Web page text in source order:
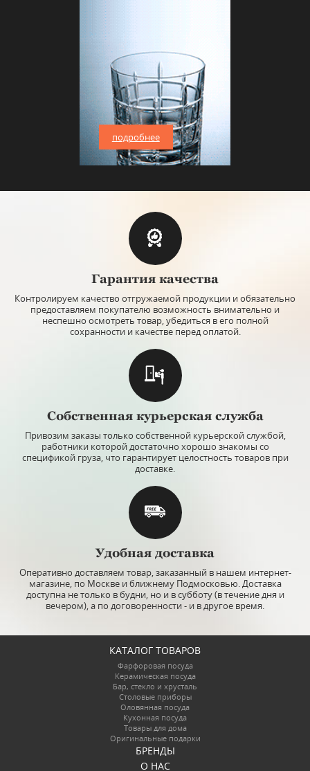
подробнее
Гарантия качества
Контролируем качество отгружаемой продукции и обязательно
предоставляем покупателю возможность внимательно и
неспешно осмотреть товар, убедиться в его полной
сохранности и качестве перед оплатой.
Собственная курьерская служба
Привозим заказы только собственной курьерской службой,
работники которой достаточно хорошо знакомы со
спецификой груза, что гарантирует целостность товаров при
доставке.
Удобная доставка
Оперативно доставляем товар, заказанный в нашем интернет-
магазине, по Москве и ближнему Подмосковью. Доставка
доступна не только в будни, но и в субботу (в течение дня и
вечером), а по договоренности - и в другое время.
КАТАЛОГ ТОВАРОВ
Фарфоровая посуда
Керамическая посуда
Бар, стекло и хрусталь
Столовые приборы
Оловянная посуда
Кухонная посуда
Товары для дома
Оригинальные подарки
БРЕНДЫ
О НАС